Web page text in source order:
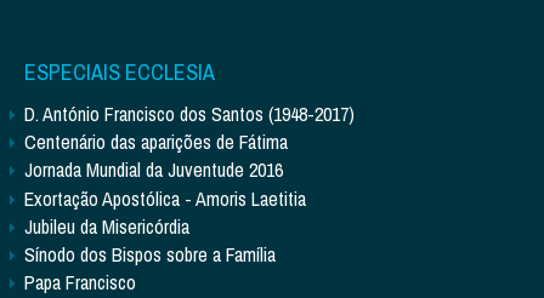
ESPECIAIS ECCLESIA
D. António Francisco dos Santos (1948-2017)
Centenário das aparições de Fátima
Jornada Mundial da Juventude 2016
Exortação Apostólica - Amoris Laetitia
Jubileu da Misericórdia
Sínodo dos Bispos sobre a Família
Papa Francisco